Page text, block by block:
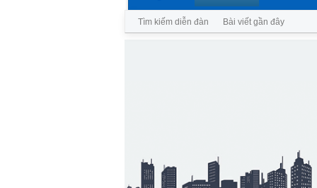
Tìm kiếm diễn đàn Bài viết gần đây